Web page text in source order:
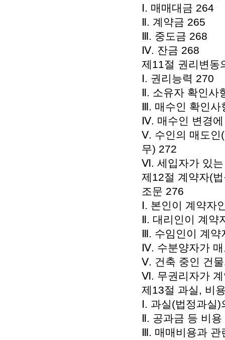
Ⅰ. 매매대금 264
Ⅱ. 계약금 265
Ⅲ. 중도금 268
Ⅳ. 잔금 268
제11절 권리변동
Ⅰ. 권리능력 270
Ⅱ. 소유자 확인사
Ⅲ. 매수인 확인사
Ⅳ. 매수인 변경
Ⅴ. 수인의 매도인
무) 272
Ⅵ. 세입자가 있는
제12절 계약자(
조문 276
Ⅰ. 본인이 계약자
Ⅱ. 대리인이 계약
Ⅲ. 수임인이 계약
Ⅳ. 수분양자가
Ⅴ. 건축 중인 건
Ⅵ. 무권리자가
제13절 과실, 비
Ⅰ. 과실(법정과실
Ⅱ. 공과금 등 비
Ⅲ. 매매비용과 관